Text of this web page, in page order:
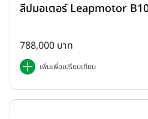
ลีปมอเตอร์ Leapmotor
788,000 บาท
เพิ่มเพื่อเปรียบเทียบ